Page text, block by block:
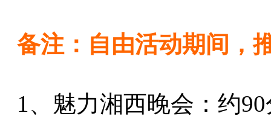
备注：自由活动期间，
1、魅力湘西晚会：约